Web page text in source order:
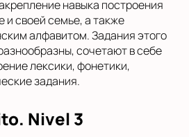
навыка построения
и своей семье, а также
алфавитом. Задания этого
сочетают в себе
лексики, фонетики,
задания.
Nivel 3